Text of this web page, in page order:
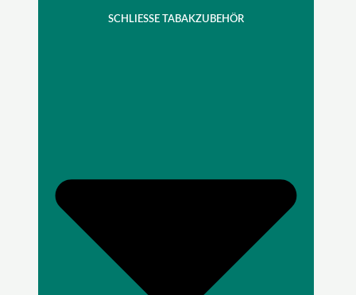
SCHLIESSE TABAKZUBEHÖR